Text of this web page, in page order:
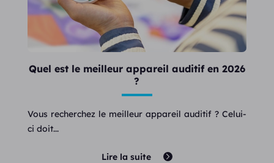
Quel est le meilleur appareil auditif en 2026
?
Vous recherchez le meilleur appareil auditif ? Celui-
ci doit...
Lire la suite